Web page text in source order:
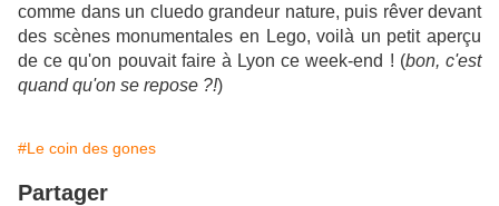
comme dans un cluedo grandeur nature, puis rêver devant
des scènes monumentales en Lego, voilà un petit aperçu
de ce qu'on pouvait faire à Lyon ce week-end ! (bon, c'est
quand qu'on se repose ?!)
#Le coin des gones
Partager